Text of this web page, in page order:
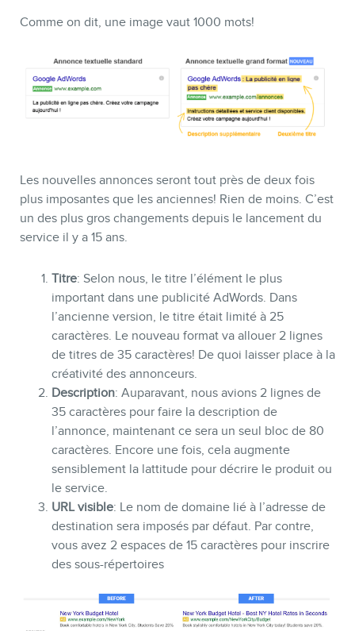
CONTACT
MEMBRES
Comme on dit, une image vaut 1000 mots!
Les nouvelles annonces seront tout près de deux fois
plus imposantes que les anciennes! Rien de moins. C’est
un des plus gros changements depuis le lancement du
service il y a 15 ans.
Titre: Selon nous, le titre l’élément le plus
important dans une publicité AdWords. Dans
l’ancienne version, le titre était limité à 25
caractères. Le nouveau format va allouer 2 lignes
de titres de 35 caractères! De quoi laisser place à la
créativité des annonceurs.
Description: Auparavant, nous avions 2 lignes de
35 caractères pour faire la description de
l’annonce, maintenant ce sera un seul bloc de 80
caractères. Encore une fois, cela augmente
sensiblement la lattitude pour décrire le produit ou
le service.
URL visible: Le nom de domaine lié à l’adresse de
destination sera imposés par défaut. Par contre,
vous avez 2 espaces de 15 caractères pour inscrire
des sous-répertoires